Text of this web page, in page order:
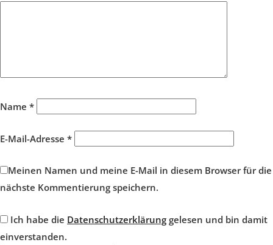
Name *
E-Mail-Adresse *
Meinen Namen und meine E-Mail in diesem Browser für die
nächste Kommentierung speichern.
Ich habe die Datenschutzerklärung gelesen und bin damit
einverstanden.